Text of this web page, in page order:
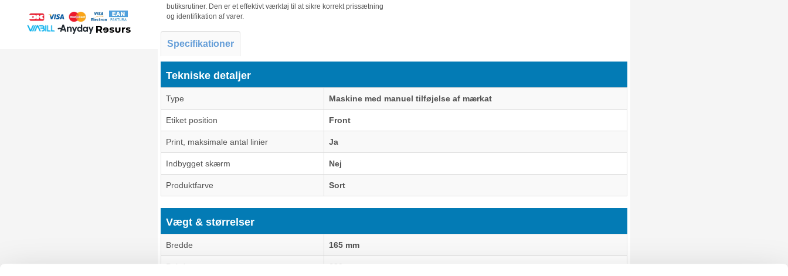
butiksrutiner. Den er et effektivt værktøj til at sikre korrekt prissætning
og identifikation af varer.
Specifikationer
Tekniske detaljer
Type Maskine med manuel tilføjelse af mærkat
Etiket position Front
Print, maksimale antal linier Ja
Indbygget skærm Nej
Produktfarve Sort
Vægt & størrelser
Bredde 165 mm
Dybde 280 mm